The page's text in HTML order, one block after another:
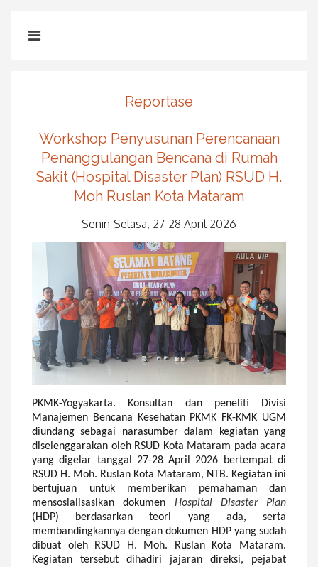
Reportase
Workshop Penyusunan Perencanaan
Penanggulangan Bencana di Rumah
Sakit (Hospital Disaster Plan) RSUD H.
Moh Ruslan Kota Mataram
Senin-Selasa, 27-28 April 2026
PKMK-Yogyakarta. Konsultan dan peneliti Divisi
Manajemen Bencana Kesehatan PKMK FK-KMK UGM
diundangsebagai narasumberdalam kegiatan yang
diselenggarakan oleh RSUD Kota Mataram pada acara
yang digelar tanggal 27-28 April 2026 bertempat di
RSUD H. Moh. Ruslan Kota Mataram, NTB. Kegiatan ini
bertujuan untuk memberikan pemahaman dan
mensosialisasikan dokumen Hospital Disaster Plan
(HDP) berdasarkan teori yang ada, serta
membandingkannya dengan dokumen HDP yang sudah
dibuat oleh RSUD H. Moh. Ruslan Kota Mataram.
Kegiatan tersebut dihadiri jajaran direksi, pejabat